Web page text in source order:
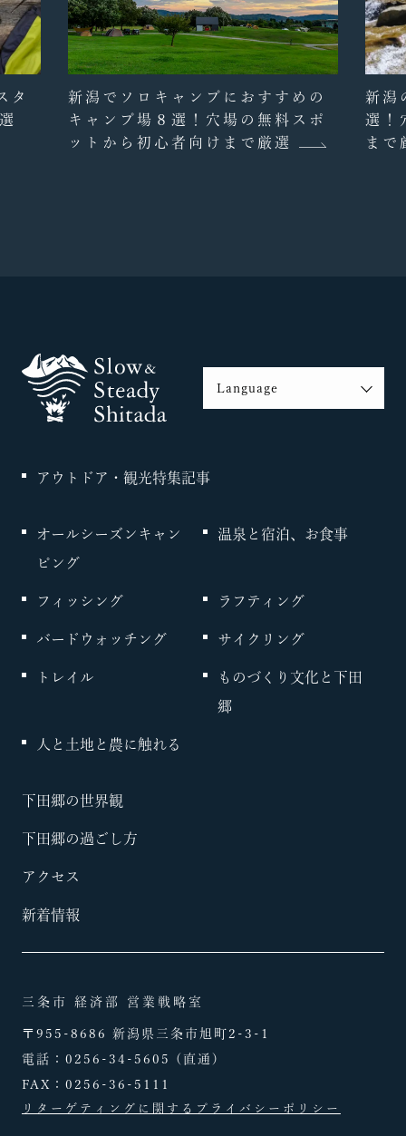
タ
新潟でソロキャンプにおすすめの
キャンプ場８選！穴場の無料スポ
ットから初心者向けまで厳選
新潟
選！
まで
Language
アウトドア・観光特集記事
オールシーズンキャン
ピング
温泉と宿泊、お食事
フィッシング ラフティング
バードウォッチング サイクリング
トレイル
ものづくり文化と下田
郷
人と土地と農に触れる
下田郷の世界観
下田郷の過ごし方
アクセス
新着情報
三条市 経済部 営業戦略室
〒955-8686 新潟県三条市旭町2-3-1
電話： 0256-34-5605
(直通)
FAX：0256-36-5111
リターゲティングに関するプライバシーポリシー